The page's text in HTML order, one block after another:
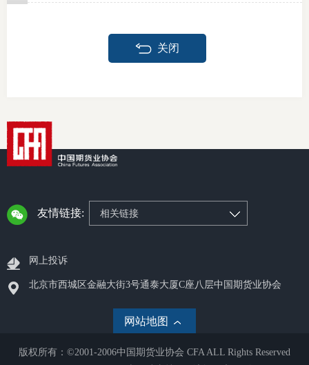
关闭
友情链接: 相关链接
网上投诉
北京市西城区金融大街3号通泰大厦C座八层中国期货业协会
网站地图
版权所有：©2001-2006中国期货业协会 CFA ALL Rights Reserved